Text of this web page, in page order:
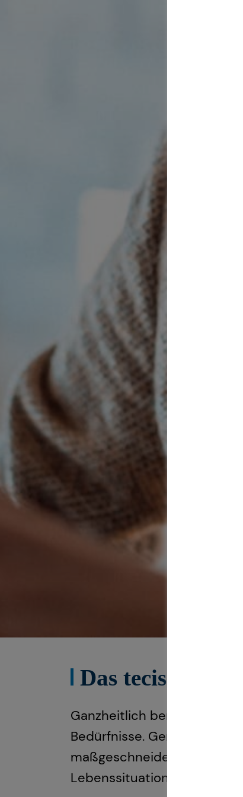
Das tecis
Ganzheitlich beraten“
Bedürfnisse. Gemeinsam
maßgeschneidertes und
Lebenssituation anpassen